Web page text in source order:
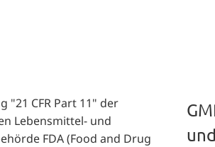
"21 CFR Part 11" der
Lebensmittel- und
FDA (Food and Drug